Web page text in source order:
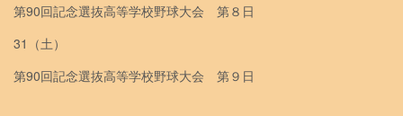
第90回記念選抜高等学校野球大会 第８日
31（土）
第90回記念選抜高等学校野球大会 第９日